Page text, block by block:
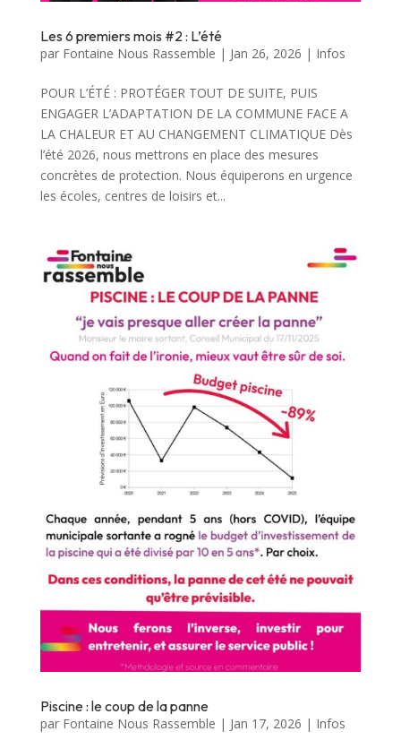
Les 6 premiers mois #2 : L’été
par Fontaine Nous Rassemble | Jan 26, 2026 | Infos
POUR L’ÉTÉ : PROTÉGER TOUT DE SUITE, PUIS
ENGAGER L’ADAPTATION DE LA COMMUNE FACE A
LA CHALEUR ET AU CHANGEMENT CLIMATIQUE Dès
l’été 2026, nous mettrons en place des mesures
concrètes de protection. Nous équiperons en urgence
les écoles, centres de loisirs et...
Piscine : le coup de la panne
par Fontaine Nous Rassemble | Jan 17, 2026 | Infos